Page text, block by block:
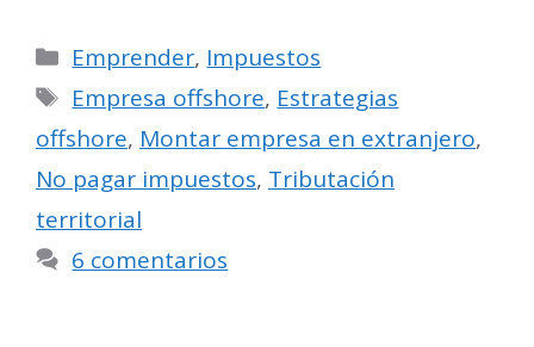
Categorías
Emprender, Impuestos
Etiquetas
Empresa offshore, Estrategias
offshore, Montar empresa en extranjero,
No pagar impuestos, Tributación
territorial
6 comentarios